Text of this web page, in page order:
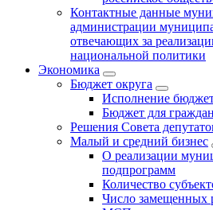
Контактные данные
администрации
отвечающих за
национальной политики
Экономика
Бюджет округa
Исполнение
Бюджет для граждан
Решения Совета
Малый и средний бизнес
О реализации
подпрограмм
Количество
Число замещенных